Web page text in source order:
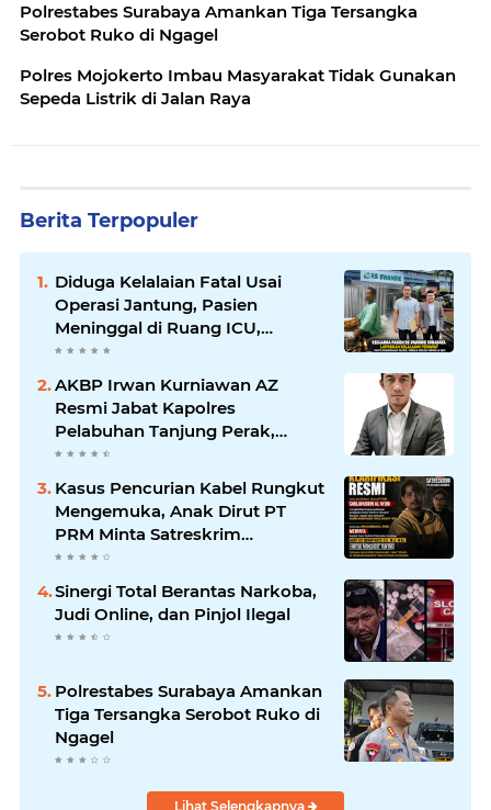
Polrestabes Surabaya Amankan Tiga Tersangka
Serobot Ruko di Ngagel
Polres Mojokerto Imbau Masyarakat Tidak Gunakan
Sepeda Listrik di Jalan Raya
Berita Terpopuler
Diduga Kelalaian Fatal Usai
Operasi Jantung, Pasien
Meninggal di Ruang ICU,
Keluarga Tuntut RSUD dr.
Soewandhie Bertanggung
Jawab
AKBP Irwan Kurniawan AZ
Resmi Jabat Kapolres
Pelabuhan Tanjung Perak,
Pimpinan Redaksi
HarianMataBerita.com
Sampaikan Ucapan Selamat
Kasus Pencurian Kabel Rungkut
Mengemuka, Anak Dirut PT
PRM Minta Satreskrim
Polrestabes Surabaya Usut
Hingga Tuntas
Sinergi Total Berantas Narkoba,
Judi Online, dan Pinjol Ilegal
Polrestabes Surabaya Amankan
Tiga Tersangka Serobot Ruko di
Ngagel
Lihat Selengkapnya